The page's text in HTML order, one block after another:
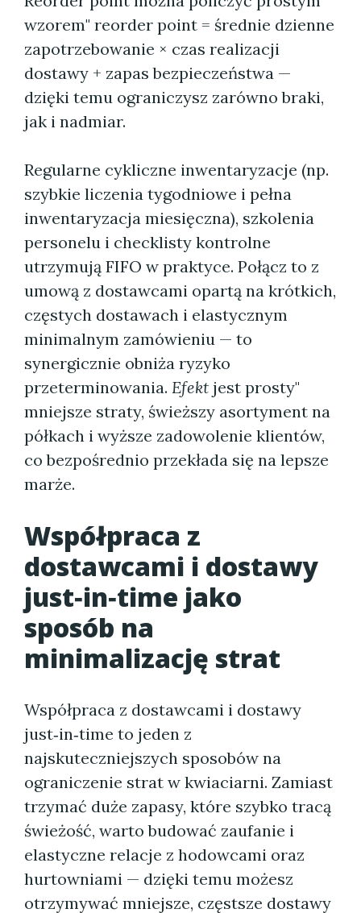
wzorem" reorder point = średnie dzienne
zapotrzebowanie × czas realizacji
dostawy + zapas bezpieczeństwa —
dzięki temu ograniczysz zarówno braki,
jak i nadmiar.
Regularne cykliczne inwentaryzacje (np.
szybkie liczenia tygodniowe i pełna
inwentaryzacja miesięczna), szkolenia
personelu i checklisty kontrolne
utrzymują FIFO w praktyce. Połącz to z
umową z dostawcami opartą na krótkich,
częstych dostawach i elastycznym
minimalnym zamówieniu — to
synergicznie obniża ryzyko
przeterminowania. Efekt jest prosty"
mniejsze straty, świeższy asortyment na
półkach i wyższe zadowolenie klientów,
co bezpośrednio przekłada się na lepsze
marże.
Współpraca z
dostawcami i dostawy
just‑in‑time jako
sposób na
minimalizację strat
Współpraca z dostawcami i dostawy
just‑in‑time to jeden z
najskuteczniejszych sposobów na
ograniczenie strat w kwiaciarni. Zamiast
trzymać duże zapasy, które szybko tracą
świeżość, warto budować zaufanie i
elastyczne relacje z hodowcami oraz
hurtowniami — dzięki temu możesz
otrzymywać mniejsze, częstsze dostawy